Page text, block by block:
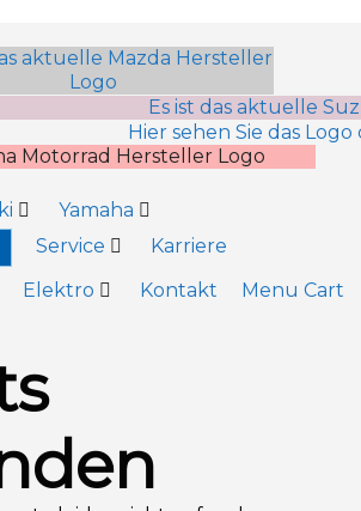
Yamaha
Service
Karriere
Elektro Kontakt Menu Cart